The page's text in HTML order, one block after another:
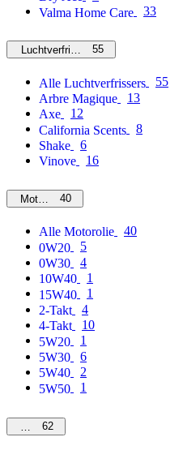
Valma Home Care
33
Luchtverfrissers55
Alle Luchtverfrissers
55
Arbre Magique
13
Axe
12
California Scents
8
Shake
6
Vinove
16
Motorolie40
Alle Motorolie
40
0W20
5
0W30
4
10W40
1
15W40
1
2-Takt
4
4-Takt
10
5W20
1
5W30
6
5W40
2
5W50
1
MPM62